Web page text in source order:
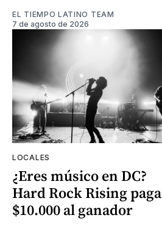
EL TIEMPO LATINO TEAM
7 de agosto de 2026
LOCALES
¿Eres músico en DC?
Hard Rock Rising paga
$10.000 al ganador